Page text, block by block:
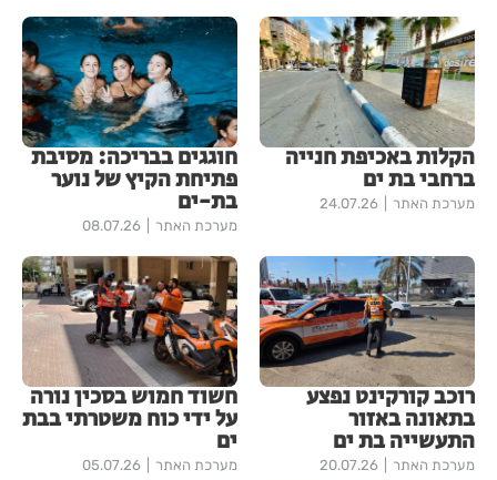
הקלות באכיפת חנייה
ברחבי בת ים
מערכת האתר 24.07.26
חוגגים בבריכה: מסיבת
פתיחת הקיץ של נוער
בת-ים
מערכת האתר 08.07.26
רוכב קורקינט נפצע
בתאונה באזור
התעשייה בת ים
מערכת האתר 20.07.26
חשוד חמוש בסכין נורה
על ידי כוח משטרתי בבת
ים
מערכת האתר 05.07.26